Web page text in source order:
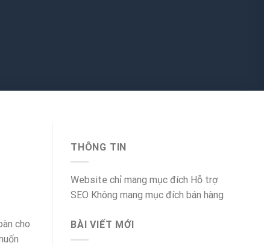
cho
THÔNG TIN
Website chỉ mang mục đích Hỗ trợ
SEO Không mang mục đích bán hàng
BÀI VIẾT MỚI